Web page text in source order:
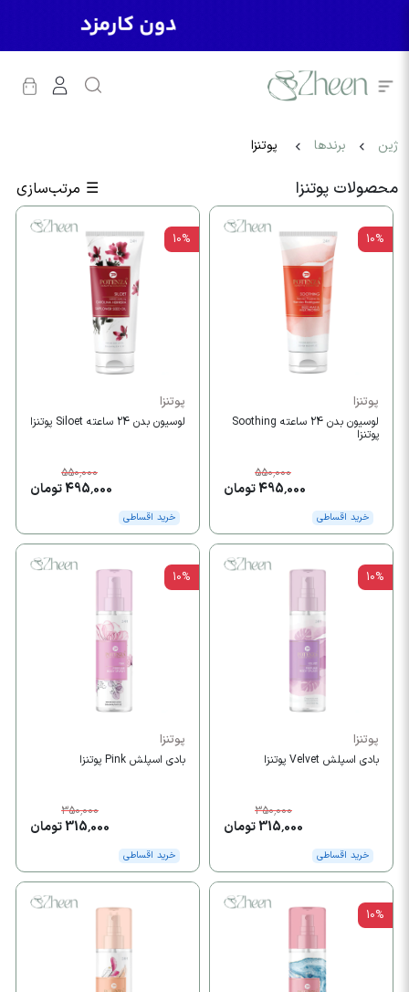
ژین برندها پوتنزا
محصولات پوتنزا ☰ مرتب‌سازی
10%
پوتنزا
لوسیون بدن 24 ساعته Soothing
پوتنزا
550,000
495,000 تومان
خرید اقساطی
10%
پوتنزا
لوسیون بدن 24 ساعته Siloet پوتنزا
550,000
495,000 تومان
خرید اقساطی
10%
پوتنزا
بادی اسپلش Velvet پوتنزا
350,000
315,000 تومان
خرید اقساطی
10%
پوتنزا
بادی اسپلش Pink پوتنزا
350,000
315,000 تومان
خرید اقساطی
10%